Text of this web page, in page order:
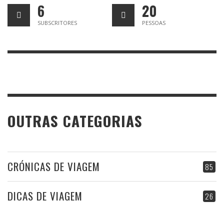
6
SUBSCRITORES
20
PESSOAS
OUTRAS CATEGORIAS
85
CRÓNICAS DE VIAGEM
26
DICAS DE VIAGEM